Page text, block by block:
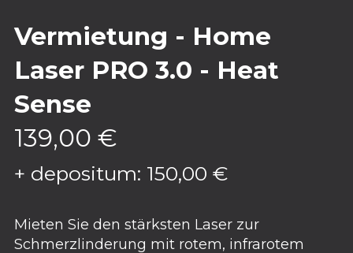
Vermietung - Home
Laser PRO 3.0 - Heat
Sense
139,00 €
+ depositum: 150,00 €
Mieten Sie den stärksten Laser zur
Schmerzlinderung mit rotem, infrarotem